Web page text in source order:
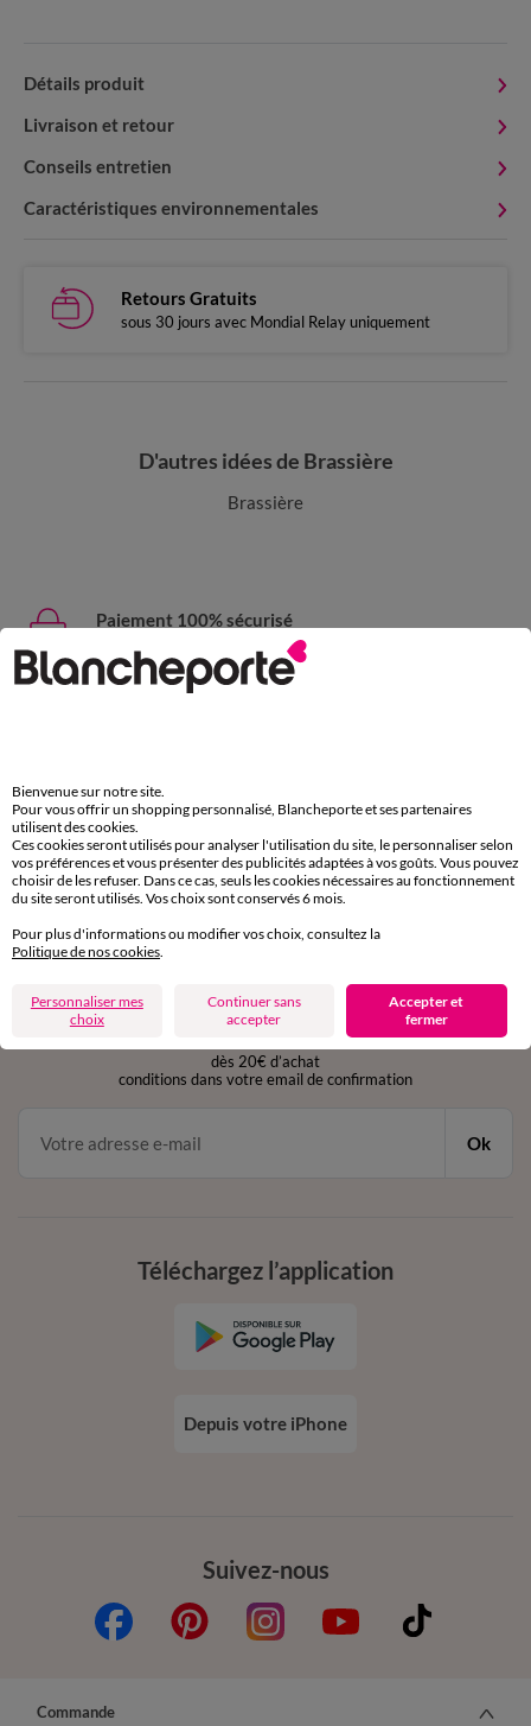
Détails produit
Livraison et retour
Conseils entretien
Caractéristiques environnementales
Retours Gratuits
sous 30 jours avec Mondial Relay uniquement
D'autres idées de Brassière
Brassière
Paiement 100% sécurisé
Payez plus tard ou en plusieurs fois
Retours gratuits
sous 30 jours avec Mondial Relay uniquement
Service clients
par chat et par téléphone
de 8h00 à 20h00 du lundi au samedi
11€ Offerts
en vous inscrivant à la newsletter
dès 20€ d’achat
conditions dans votre email de confirmation
Ok
Suivez-nous
Téléchargez l’application
Depuis votre iPhone
Commande
Bienvenue sur notre site.
Pour vous offrir un shopping personnalisé, Blancheporte et ses partenaires
utilisent des cookies.
Ces cookies seront utilisés pour analyser l'utilisation du site, le personnaliser selon
vos préférences et vous présenter des publicités adaptées à vos goûts. Vous pouvez
choisir de les refuser. Dans ce cas, seuls les cookies nécessaires au fonctionnement
du site seront utilisés. Vos choix sont conservés 6 mois.
Pour plus d'informations ou modifier vos choix, consultez la
Politique de nos cookies
Personnaliser mes
choix
Continuer sans
accepter
Accepter et
fermer